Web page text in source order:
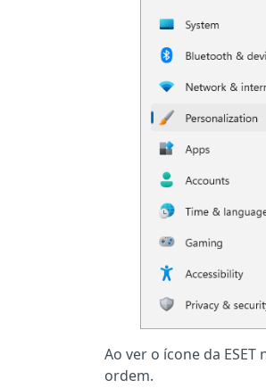
Ao ver o ícone da
ordem.